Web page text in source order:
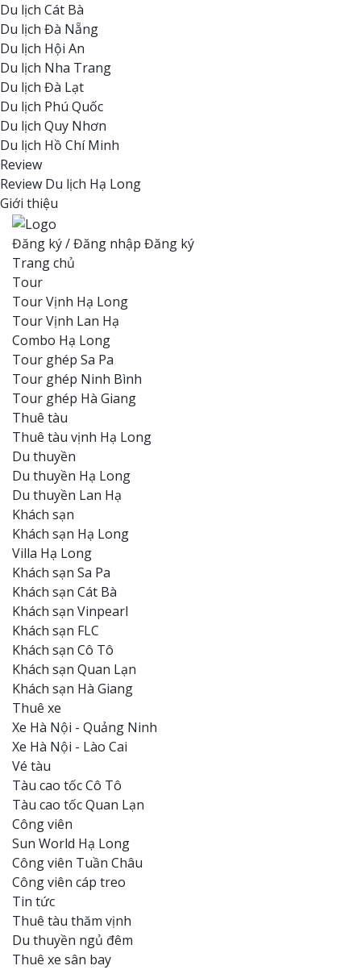
Du lịch Cát Bà
Du lịch Đà Nẵng
Du lịch Hội An
Du lịch Nha Trang
Du lịch Đà Lạt
Du lịch Phú Quốc
Du lịch Quy Nhơn
Du lịch Hồ Chí Minh
Review
Review Du lịch Hạ Long
Giới thiệu
Đăng ký / Đăng nhập Đăng ký
Trang chủ
Tour
Tour Vịnh Hạ Long
Tour Vịnh Lan Hạ
Combo Hạ Long
Tour ghép Sa Pa
Tour ghép Ninh Bình
Tour ghép Hà Giang
Thuê tàu
Thuê tàu vịnh Hạ Long
Du thuyền
Du thuyền Hạ Long
Du thuyền Lan Hạ
Khách sạn
Khách sạn Hạ Long
Villa Hạ Long
Khách sạn Sa Pa
Khách sạn Cát Bà
Khách sạn Vinpearl
Khách sạn FLC
Khách sạn Cô Tô
Khách sạn Quan Lạn
Khách sạn Hà Giang
Thuê xe
Xe Hà Nội - Quảng Ninh
Xe Hà Nội - Lào Cai
Vé tàu
Tàu cao tốc Cô Tô
Tàu cao tốc Quan Lạn
Công viên
Sun World Hạ Long
Công viên Tuần Châu
Công viên cáp treo
Tin tức
Thuê tàu thăm vịnh
Du thuyền ngủ đêm
Thuê xe sân bay